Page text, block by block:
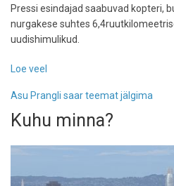
Pressi esindajad saabuvad kopteri,
nurgakese suhtes
uudishimulikud.
Loe veel
Pranglil
Asu Prangli saar teemat jälgima
Kuhu minna?